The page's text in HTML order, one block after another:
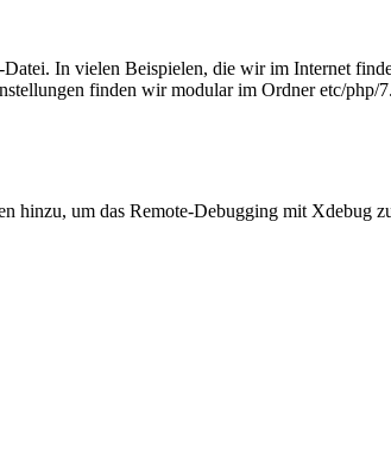
-Datei. In vielen Beispielen, die wir im Internet
finden wir modular im Ordneretc/php/
hinzu, um das Remote-Debugging mit Xdebug